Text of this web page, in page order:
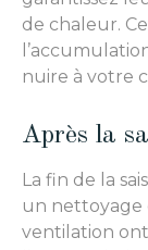
de chaleur.
nuire à votre
Après la
La fin de la
un nettoyage
ventilation